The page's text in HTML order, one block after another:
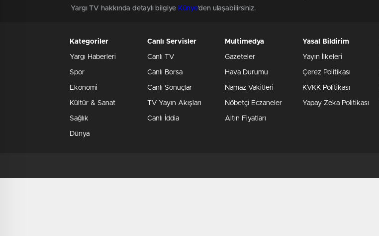
Yargı TV hakkında detaylı bilgiye Künye'den ulaşabilirsiniz.
Kategoriler
Yargı Haberleri
Spor
Ekonomi
Kültür & Sanat
Sağlık
Dünya
Canlı Servisler
Canlı TV
Canlı Borsa
Canlı Sonuçlar
TV Yayın Akışları
Canlı İddia
Multimedya
Gazeteler
Hava Durumu
Namaz Vakitleri
Nöbetçi Eczaneler
Altın Fiyatları
Yasal Bildirim
Yayın İlkeleri
Çerez Politikası
KVKK Politikası
Yapay Zeka Politikası